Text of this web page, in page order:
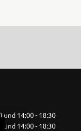
und 14:00 - 18:30
und 14:00 - 18:30